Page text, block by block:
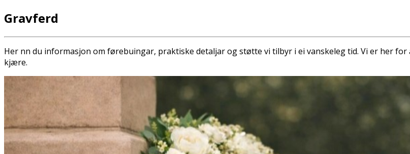
Gravferd
Her finn du informasjon om førebuingar, praktiske detaljar og støtte vi tilbyr i ei vanskeleg tid. Vi er her
kjære.